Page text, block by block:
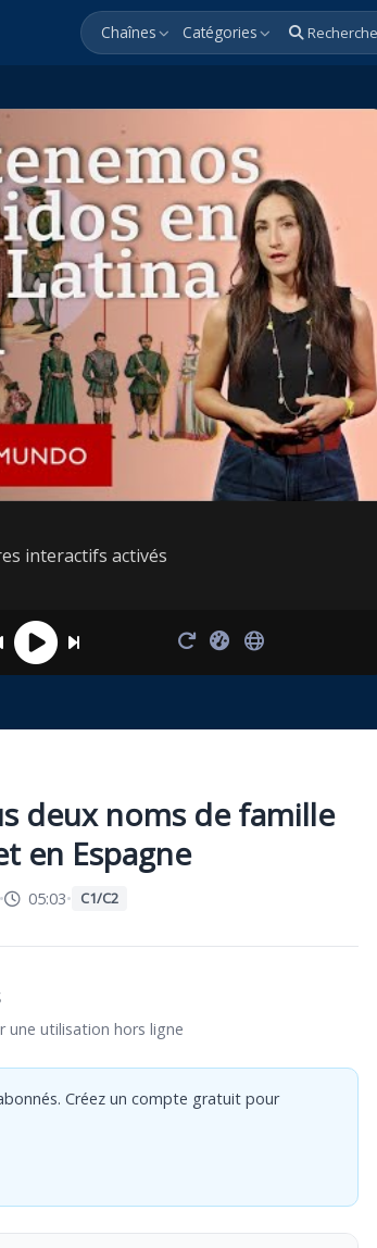
Chaînes Catégories
interactifs activés
deux noms de famille
en Espagne
• 05:03• C1/C2
une utilisation hors ligne
Créez un compte gratuit pour